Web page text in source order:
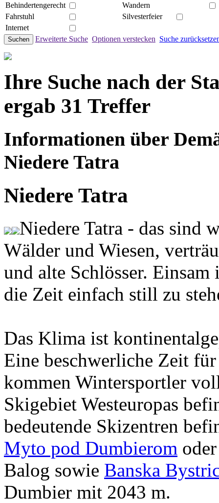
Behindertengerecht
Wandern
Fahrstuhl
Silvesterfeier
Internet
Suchen Erweiterte Suche Optionen verstecken Suche
Ihre Suche nach der
ergab 31 Treffer
Informationen über
Niedere Tatra
Niedere Tatra
Niedere Tatra - das sind
Wälder und Wiesen,
und alte Schlösser.
die Zeit einfach still zu
Das Klima ist
Eine beschwerliche Zeit
kommen Wintersportler
Skigebiet Westeuropas
bedeutende Skizentren
Myto pod Dumbierom
Balog sowie Banska
Dumbier mit 2043 m.